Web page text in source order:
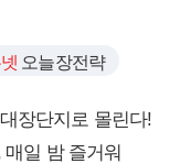
오늘장전략
장단지로 몰린다!
일 밤 즐거워